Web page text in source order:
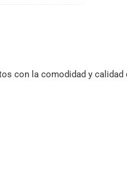
con la comodidad y calidad